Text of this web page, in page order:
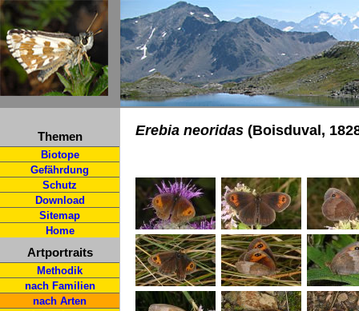
Themen
Biotope
Gefährdung
Schutz
Download
Sitemap
Home
Artportraits
Methodik
nach Familien
nach Arten
Erebia neoridas (Boisduval,